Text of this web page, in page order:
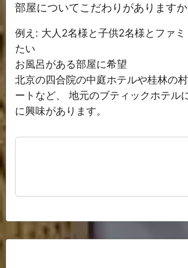
部屋についてこだわりがあります
例え: 大人2名様と子供2名様とファミ
たい
お風呂がある部屋に希望
北京の四合院の中庭ホテルや桂林の
ートなど、 地元のブティックホテル
に興味があります。